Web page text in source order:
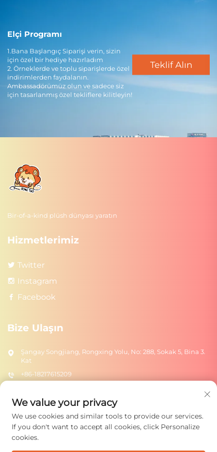
Elçi Programı
1.Bana Başlangıç Siparişi verin, sizin
için özel bir hediye hazırladım
2. Örneklerde ve toplu siparişlerde özel
indirimlerden faydalanın.
Ambassadörümüz olun ve sadece siz
için tasarlanmış özel tekliflere kilitleyin!
Teklif Alın
Bir-of-a-kind plüsh dünyası yaratın
Hizmetlerimiz
Twitter
Instagram
Facebook
Bize Ulaşın
Şangay Songjiang, Rongxing Yolu, No: 288, Sokak 5, Bina 3.
Kat
+86-18217615209
Gönder
We value your privacy
We use cookies and similar tools to provide our services.
If you don't want to accept all cookies, click Personalize
cookies.